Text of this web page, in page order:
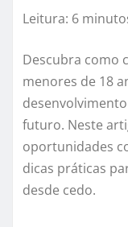
Leitura: 6
Descubra como
menores de 18
futuro. Neste
oportunidades
dicas práticas
desde cedo.